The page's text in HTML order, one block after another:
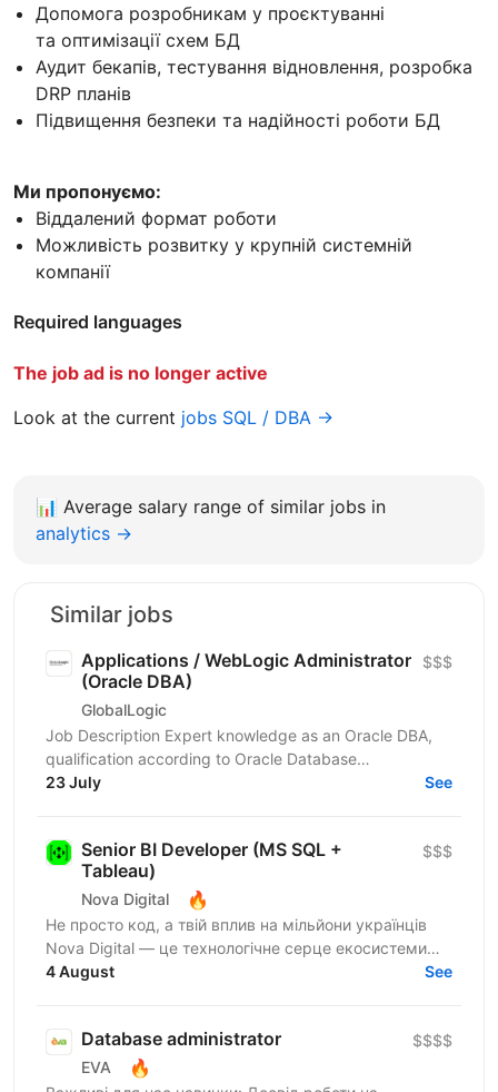
Допомога розробникам у проєктуванні
та оптимізації схем БД
Аудит бекaпів, тестування відновлення, розробка
DRP планів
Підвищення безпеки та надійності роботи БД
Ми пропонуємо:
Віддалений формат роботи
Можливість розвитку у крупній системній
компанії
Required languages
The job ad is no longer active
Look at the current jobs SQL / DBA →
📊 Average salary range of similar jobs in
analytics →
Similar jobs
Applications / WebLogic Administrator
(Oracle DBA)
GlobalLogic
$$$
Job Description Expert knowledge as an Oracle DBA,
qualification according to Oracle Database
Administration 2019 Certified Professional or
23 July See
Senior BI Developer (MS SQL +
Tableau)
Nova Digital 🔥
$$$
Не просто код, а твій вплив на мільйони українців
Nova Digital — це технологічне серце екосистеми
NOVA, де твій код стає частиною щоденного життя
4 August See
Database administrator
EVA 🔥
$$$$